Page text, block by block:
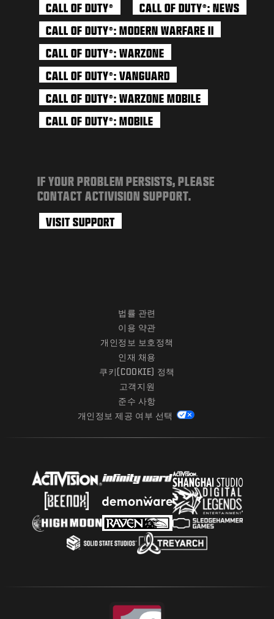
CALL OF DUTY® CALL OF DUTY®: NEWS
CALL OF DUTY®: MODERN WARFARE II
CALL OF DUTY®: WARZONE
CALL OF DUTY®: VANGUARD
CALL OF DUTY®: WARZONE MOBILE
CALL OF DUTY®: MOBILE
IF YOUR PROBLEM PERSISTS, PLEASE
CONTACT ACTIVISION SUPPORT.
VISIT SUPPORT
법률 관련
이용 약관
개인정보 보호정책
인재 채용
쿠키(COOKIE) 정책
고객지원
준수 사항
개인정보 제공 여부 선택